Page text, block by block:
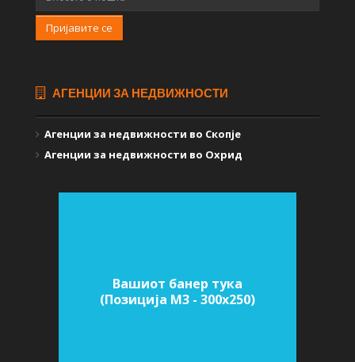
Пријавите се
АГЕНЦИИ ЗА НЕДВИЖНОСТИ
Агенции за недвижности во Скопје
Агенции за недвижности во Охрид
Вашиот банер тука
(Позиција M3 - 300х250)